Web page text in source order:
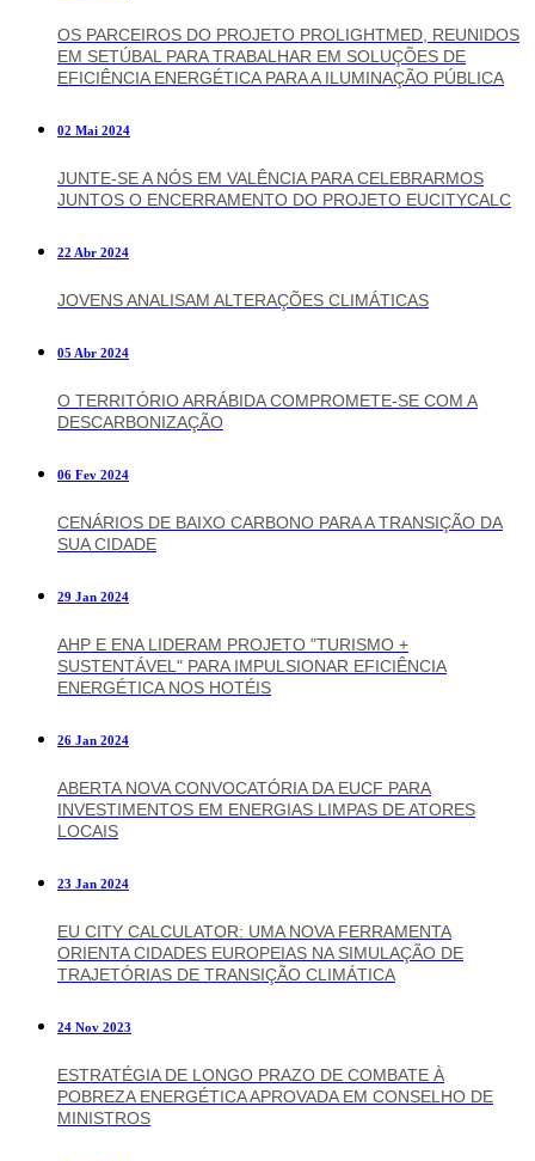
OS PARCEIROS DO PROJETO PROLIGHTMED, REUNIDOS
EM SETÚBAL PARA TRABALHAR EM SOLUÇÕES DE
EFICIÊNCIA ENERGÉTICA PARA A ILUMINAÇÃO PÚBLICA
02 Mai 2024
JUNTE-SE A NÓS EM VALÊNCIA PARA CELEBRARMOS
JUNTOS O ENCERRAMENTO DO PROJETO EUCITYCALC
22 Abr 2024
JOVENS ANALISAM ALTERAÇÕES CLIMÁTICAS
05 Abr 2024
O TERRITÓRIO ARRÁBIDA COMPROMETE-SE COM A
DESCARBONIZAÇÃO
06 Fev 2024
CENÁRIOS DE BAIXO CARBONO PARA A TRANSIÇÃO DA
SUA CIDADE
29 Jan 2024
AHP E ENA LIDERAM PROJETO "TURISMO +
SUSTENTÁVEL" PARA IMPULSIONAR EFICIÊNCIA
ENERGÉTICA NOS HOTÉIS
26 Jan 2024
ABERTA NOVA CONVOCATÓRIA DA EUCF PARA
INVESTIMENTOS EM ENERGIAS LIMPAS DE ATORES
LOCAIS
23 Jan 2024
EU CITY CALCULATOR: UMA NOVA FERRAMENTA
ORIENTA CIDADES EUROPEIAS NA SIMULAÇÃO DE
TRAJETÓRIAS DE TRANSIÇÃO CLIMÁTICA
24 Nov 2023
ESTRATÉGIA DE LONGO PRAZO DE COMBATE À
POBREZA ENERGÉTICA APROVADA EM CONSELHO DE
MINISTROS